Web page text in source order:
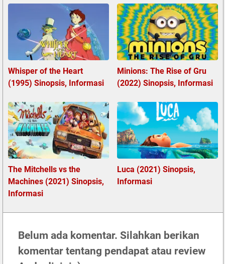
Whisper of the Heart
(1995) Sinopsis, Informasi
Minions: The Rise of Gru
(2022) Sinopsis, Informasi
The Mitchells vs the
Machines (2021) Sinopsis,
Informasi
Luca (2021) Sinopsis,
Informasi
Belum ada komentar. Silahkan berikan
komentar tentang pendapat atau review